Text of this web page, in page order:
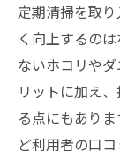
定期清掃を取
く向上するの
ないホコリや
リットに加え
る点にもあり
ど利用者の口